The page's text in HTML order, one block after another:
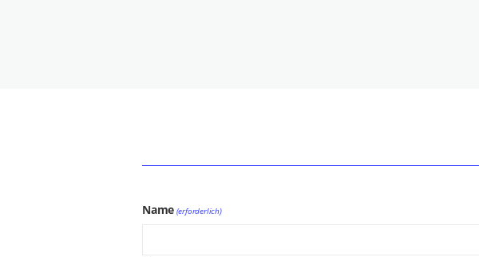
Name (erforderlich)